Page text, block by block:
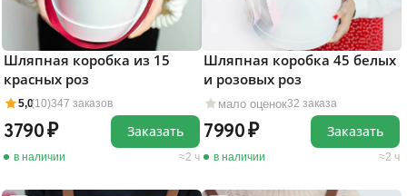
5,0(10)347 заказов
Шляпная коробка из 15
красных роз
3790
в наличии 2 ч
Заказать
мало оценок32 заказа
Шляпная коробка 45 белых
и розовых роз
7990
в наличии 2 ч
Заказать